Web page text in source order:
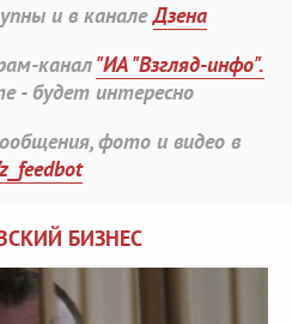
и в каналеДзена
канал"ИА "Взгляд-инфо".
- будет интересно
фото и видео в
БИЗНЕС